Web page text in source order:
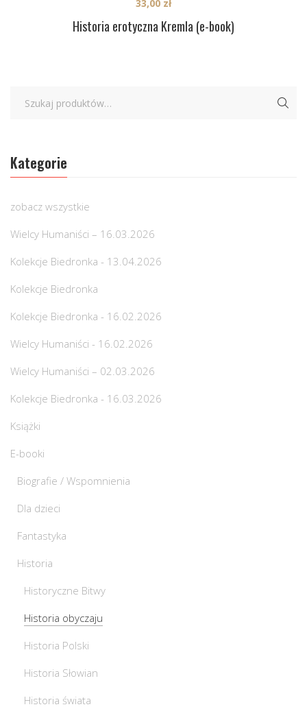
Historia erotyczna Kremla (e-book)
33,00 zł
Kategorie
zobacz wszystkie
Wielcy Humaniści – 16.03.2026
Kolekcje Biedronka - 13.04.2026
Kolekcje Biedronka
Kolekcje Biedronka - 16.02.2026
Wielcy Humaniści - 16.02.2026
Wielcy Humaniści – 02.03.2026
Kolekcje Biedronka - 16.03.2026
Książki
E-booki
Biografie / Wspomnienia
Dla dzieci
Fantastyka
Historia
Historyczne Bitwy
Historia obyczaju
Historia Polski
Historia Słowian
Historia świata